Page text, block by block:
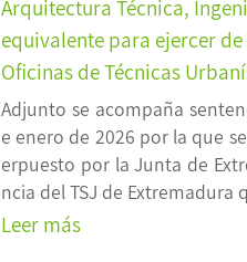
Arquitectura Técnica,
equivalente para ejercer
Oficinas de Técnicas
Adjunto se acompaña
e enero de 2026 por la que
erpuesto por la Junta de
ncia del TSJ de Extremadura
Leer más